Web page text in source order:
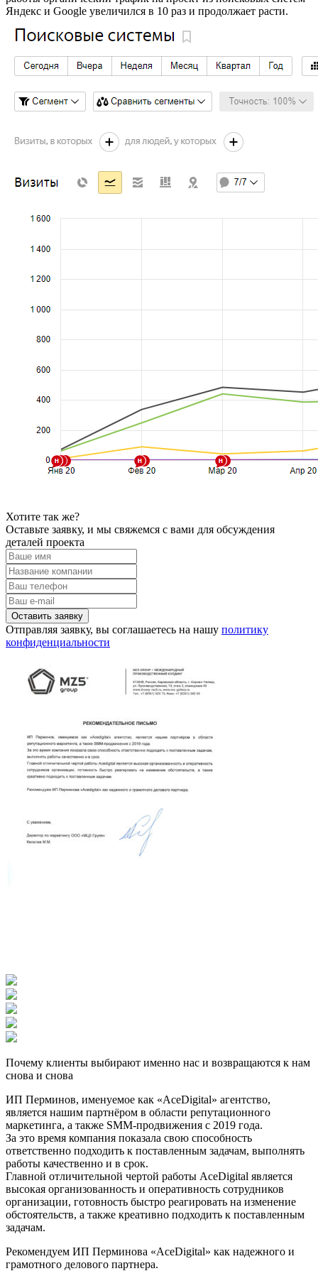
Яндекс и Google увеличился в 10 раз и продолжает расти.
Хотите так же?
Оставьте заявку, и мы свяжемся с вами для обсуждения
деталей проекта
Отправляя заявку, вы соглашаетесь на нашу политику
конфиденциальности
Почему клиенты выбирают именно нас и возвращаются к нам
снова и снова
ИП Перминов, именуемое как «АсеDigital» агентство,
является нашим партнёром в области репутационного
маркетинга, а также SММ-продвижения с 2019 года.
За это время компания показала свою способность
ответственно подходить к поставленным задачам, выполнять
работы качественно и в срок.
Главной отличительной чертой работы АсеDigital является
высокая организованность и оперативность сотрудников
организации, готовность быстро реагировать на изменение
обстоятельств, а также креативно подходить к поставленным
задачам.
Рекомендуем ИП Перминова «АсеDigital» как надежного и
грамотного делового партнера.